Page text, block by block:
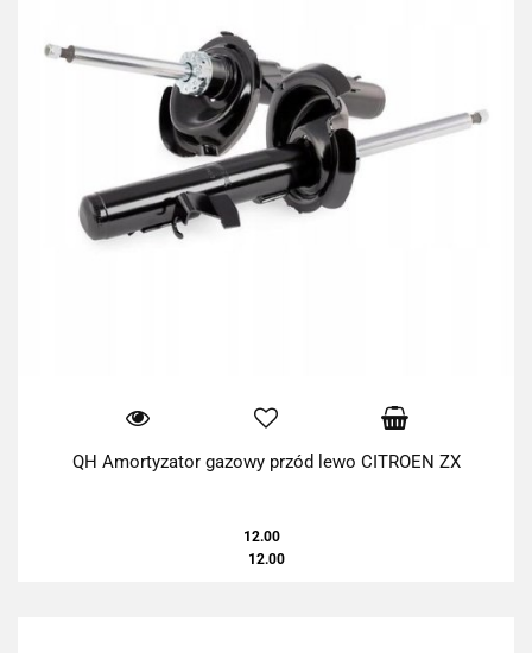
QH Amortyzator gazowy przód lewo CITROEN ZX
12.00
12.00